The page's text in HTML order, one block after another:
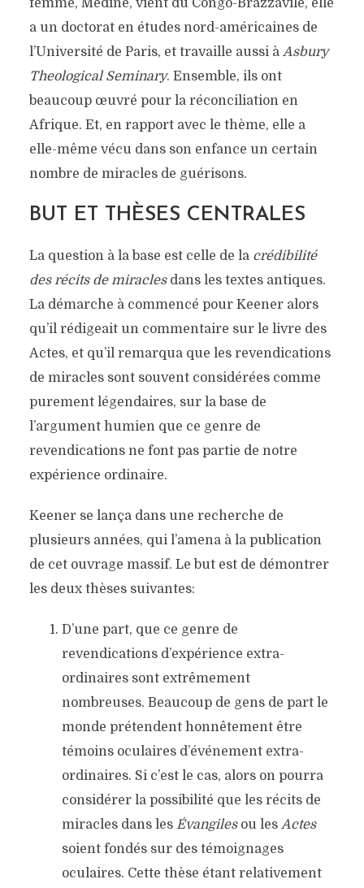
femme, Médine, vient du Congo-Brazzavile, elle
a un doctorat en études nord-américaines de
l’Université de Paris, et travaille aussi à Asbury
Theological Seminary. Ensemble, ils ont
beaucoup œuvré pour la réconciliation en
Afrique. Et, en rapport avec le thème, elle a
elle-même vécu dans son enfance un certain
nombre de miracles de guérisons.
BUT ET THÈSES CENTRALES
La question à la base est celle de la crédibilité
des récits de miraclesdans les textes antiques.
La démarche à commencé pour Keener alors
qu’il rédigeait un commentaire sur le livre des
Actes, et qu’il remarqua que les revendications
de miracles sont souvent considérées comme
purement légendaires, sur la base de
l’argument humien que ce genre de
revendications ne font pas partie de notre
expérience ordinaire.
Keener se lança dans une recherche de
plusieurs années, qui l’amena à la publication
de cet ouvrage massif. Le but est de démontrer
les deux thèses suivantes:
D’une part, que ce genre de
revendications d’expérience extra-
ordinaires sont extrêmement
nombreuses. Beaucoup de gens de part le
monde prétendent honnêtement être
témoins oculaires d’événement extra-
ordinaires. Si c’est le cas, alors on pourra
considérer la possibilité que les récits de
miracles dans les Évangilesou les Actes
soient fondés sur des témoignages
oculaires. Cette thèse étant relativement